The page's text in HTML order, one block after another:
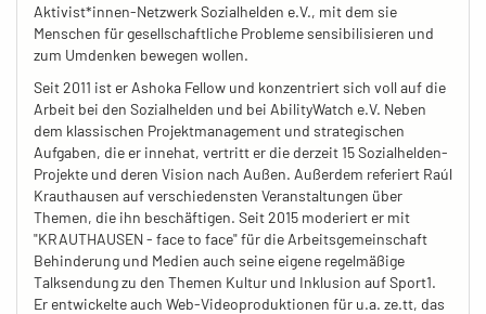
Aktivist*innen-Netzwerk Sozialhelden e.V., mit dem sie
Menschen für gesellschaftliche Probleme sensibilisieren und
zum Umdenken bewegen wollen.
Seit 2011 ist er Ashoka Fellow und konzentriert sich voll auf die
Arbeit bei den Sozialhelden und bei AbilityWatch e.V. Neben
dem klassischen Projektmanagement und strategischen
Aufgaben, die er innehat, vertritt er die derzeit 15 Sozialhelden-
Projekte und deren Vision nach Außen. Außerdem referiert Raúl
Krauthausen auf verschiedensten Veranstaltungen über
Themen, die ihn beschäftigen. Seit 2015 moderiert er mit
"KRAUTHAUSEN - face to face" für die Arbeitsgemeinschaft
Behinderung und Medien auch seine eigene regelmäßige
Talksendung zu den Themen Kultur und Inklusion auf Sport1.
Er entwickelte auch Web-Videoproduktionen für u.a. ze.tt, das